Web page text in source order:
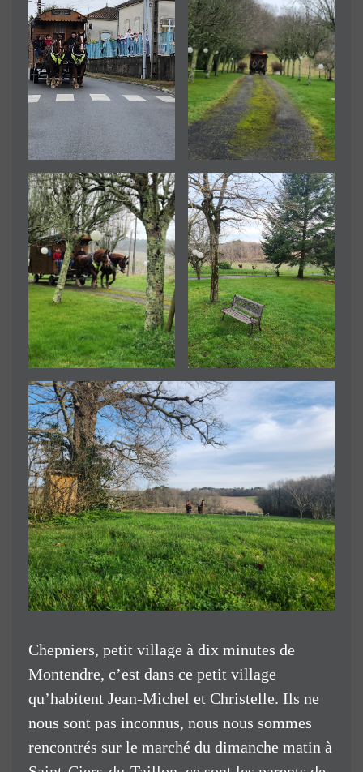
Chepniers, petit village à dix minutes de
Montendre, c’est dans ce petit village
qu’habitent Jean-Michel et Christelle. Ils ne
nous sont pas inconnus, nous nous sommes
rencontrés sur le marché du dimanche matin à